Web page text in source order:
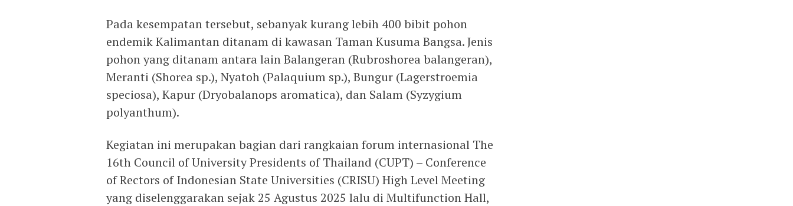
Pada kesempatan tersebut, sebanyak kurang lebih 400 bibit pohon
endemik Kalimantan ditanam di kawasan Taman Kusuma Bangsa. Jenis
pohon yang ditanam antara lain Balangeran (Rubroshorea balangeran),
Meranti (Shorea sp.), Nyatoh (Palaquium sp.), Bungur (Lagerstroemia
speciosa), Kapur (Dryobalanops aromatica), dan Salam (Syzygium
polyanthum).
Kegiatan ini merupakan bagian dari rangkaian forum internasional The
16th Council of University Presidents of Thailand (CUPT) – Conference
of Rectors of Indonesian State Universities (CRISU) High Level Meeting
yang diselenggarakan sejak 25 Agustus 2025 lalu di Multifunction Hall,